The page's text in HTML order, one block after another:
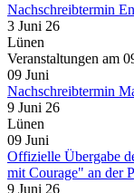
Nachschreibtermin
3 Juni 26
Lünen
Veranstaltungen am
09 Juni
Nachschreibtermin
9 Juni 26
Lünen
09 Juni
Offizielle Übergabe
mit Courage" an der
9 Juni 26